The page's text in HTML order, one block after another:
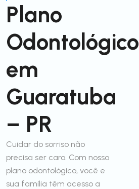
Plano
Odontológico
em
Guaratuba
– PR
Cuidar do sorriso não
precisa ser caro. Com nosso
plano odontológico, você e
sua família têm acesso a